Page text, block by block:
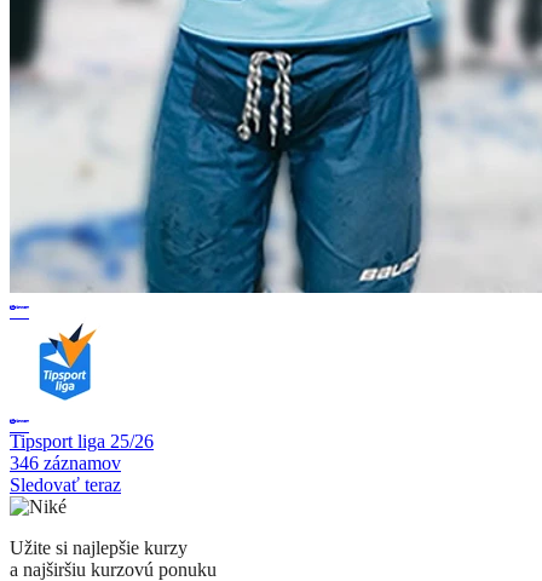
Tipsport liga 25/26
346 záznamov
Sledovať teraz
Užite si najlepšie kurzy
a najširšiu kurzovú ponuku